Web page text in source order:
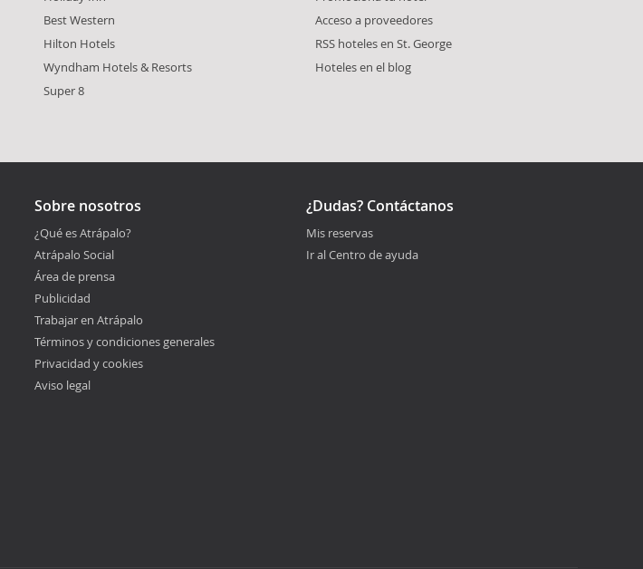
Best Western
Hilton Hotels
Wyndham Hotels & Resorts
Super 8
Acceso a proveedores
RSS hoteles en St. George
Hoteles en el blog
Sobre nosotros
¿Qué es Atrápalo?
Atrápalo Social
Área de prensa
Publicidad
Trabajar en Atrápalo
Términos y condiciones generales
Privacidad y cookies
Aviso legal
¿Dudas? Contáctanos
Mis reservas
Ir al Centro de ayuda